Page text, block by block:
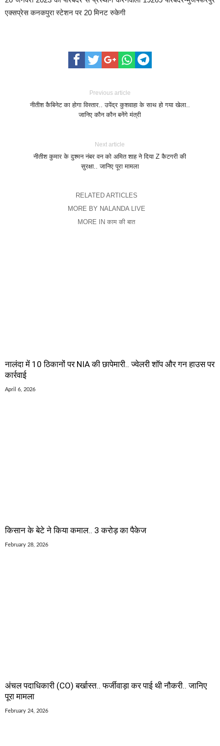
एक्सप्रेस कनकपुरा स्टेशन पर 20 मिनट रुकेगी
Previous article
नीतीश कैबिनेट का होगा विस्तार.. उपेंद्र कुशवाहा के साथ हो गया खेला..
जानिए कौन कौन बनेंगे मंत्री
Next article
नीतीश कुमार के दुश्मन नंबर वन को अमित शाह ने दिया Z कैटगरी की
सुरक्षा.. जानिए पूरा मामला
RELATED ARTICLES
MORE BY NALANDA LIVE
MORE IN काम की बात
नालंदा में 10 ठिकानों पर NIA की छापेमारी.. ज्वेलरी शॉप और गन हाउस पर
कार्रवाई
April 6, 2026
किसान के बेटे ने किया कमाल.. 3 करोड़ का पैकेज
February 28, 2026
अंचल पदाधिकारी (CO) बर्खास्त.. फर्जीवाड़ा कर पाई थी नौकरी.. जानिए
पूरा मामला
February 24, 2026